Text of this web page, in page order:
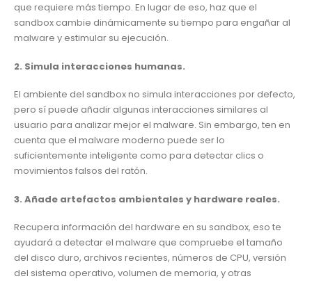
que requiere más tiempo. En lugar de eso, haz que el
sandbox cambie dinámicamente su tiempo para engañar al
malware y estimular su ejecución.
2. Simula interacciones humanas.
El ambiente del sandbox no simula interacciones por defecto,
pero sí puede añadir algunas interacciones similares al
usuario para analizar mejor el malware. Sin embargo, ten en
cuenta que el malware moderno puede ser lo
suficientemente inteligente como para detectar clics o
movimientos falsos del ratón.
3. Añade artefactos ambientales y hardware reales.
Recupera información del hardware en su sandbox, eso te
ayudará a detectar el malware que compruebe el tamaño
del disco duro, archivos recientes, números de CPU, versión
del sistema operativo, volumen de memoria, y otras